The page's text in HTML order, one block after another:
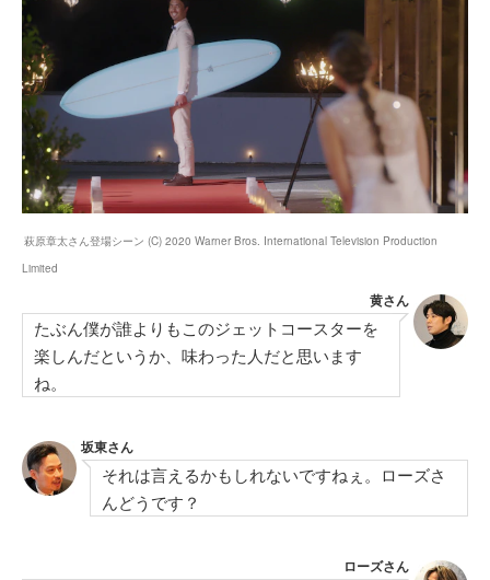
萩原章太さん登場シーン (C) 2020 Warner Bros. International Television Production
Limited
黄さん
たぶん僕が誰よりもこのジェットコースターを
楽しんだというか、味わった人だと思います
ね。
坂東さん
それは言えるかもしれないですねぇ。ローズさ
んどうです？
ローズさん